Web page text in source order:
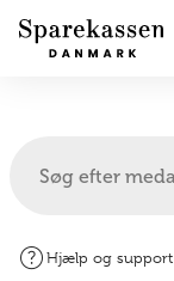
help Hjælp og support